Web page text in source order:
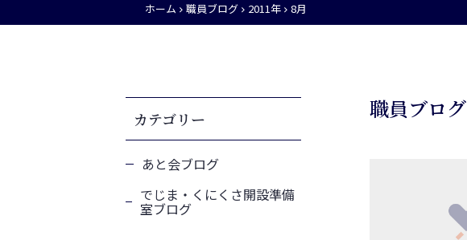
ホーム 職員ブログ 2011年 8月
職員ブログ
カテゴリー
あと会ブログ
でじま・くにくさ開設準備
室ブログ